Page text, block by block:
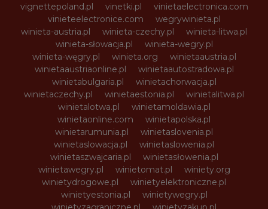
vignettepoland.pl
vinetki.pl
vinietaelectronica.com
vinieteelectronice.com
wegrywinieta.pl
winieta-austria.pl
winieta-czechy.pl
winieta-litwa.pl
winieta-słowacja.pl
winieta-wegry.pl
winieta-węgry.pl
winieta.org
winietaaustria.pl
winietaaustriaonline.pl
winietaautostradowa.pl
winietabulgaria.pl
winietachorwacja.pl
winietaczechy.pl
winietaestonia.pl
winietalitwa.pl
winietalotwa.pl
winietamoldawia.pl
winietaonline.com
winietapolska.pl
winietarumunia.pl
winietaslovenia.pl
winietaslowacja.pl
winietaslowenia.pl
winietaszwajcaria.pl
winietasłowenia.pl
winietawegry.pl
winietomat.pl
winiety.org
winietydrogowe.pl
winietyelektroniczne.pl
winietyestonia.pl
winietywegry.pl